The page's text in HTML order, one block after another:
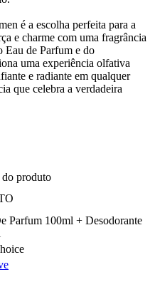
é a escolha perfeita para a
e charme com uma fragrância
Eau de Parfum e do
uma experiência olfativa
e radiante em qualquer
que celebra a verdadeira
produto
Parfum 100ml + Desodorante